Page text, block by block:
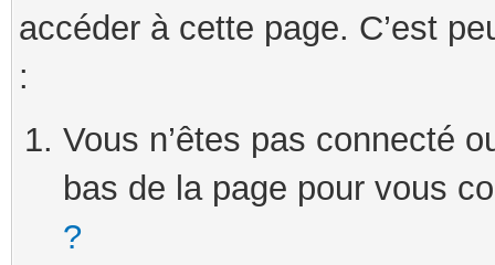
accéder à cette page. C’est
:
Vous n’êtes pas connecté
bas de la page pour vous
?